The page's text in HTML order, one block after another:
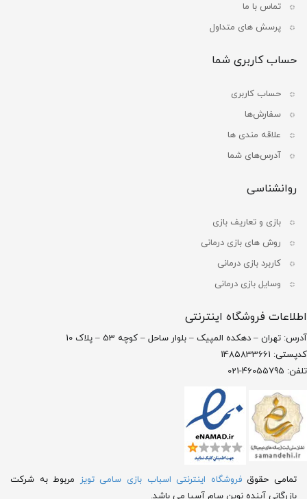
تماس با ما
پرسش های متداول
حساب کاربری شما
حساب کاربری
سفارش‌ها
علاقه مندی ها
آدرس‌های شما
روانشناسی
بازی و تعاریف بازی
روش های بازی درمانی
کاربرد بازی درمانی
وسایل بازی درمانی
اطلاعات فروشگاه اینترنتی
آدرس: تهران – دهکده المپیک – بلوار ساحل – کوچه 53 – پلاک 10
کدپستی: 1485833661
تلفن: 46055795-021
تمامی حقوقفروشگاه اینترنتی اسباب بازی سامی تویز
مربوط به شرکت
بازرگانی آینده نوین سام آسیا می باشد.